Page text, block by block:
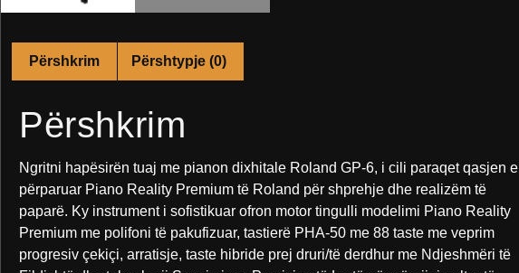
Përshkrim Përshtypje (0)
Përshkrim
Ngritni hapësirën tuaj me pianon dixhitale Roland GP-6, i cili paraqet qasjen e
përparuar Piano Reality Premium të Roland për shprehje dhe realizëm të
paparë. Ky instrument i sofistikuar ofron motor tingulli modelimi Piano Reality
Premium me polifoni të pakufizuar, tastierë PHA-50 me 88 taste me veprim
progresiv çekiçi, arratisje, taste hibride prej druri/të derdhur me Ndjeshmëri të